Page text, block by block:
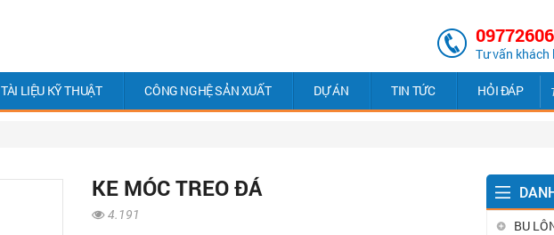
Tư vấn khách
TÀI LIỆU KỸ THUẬT CÔNG NGHỆ SẢN XUẤT DỰ ÁN TIN TỨC HỎI ĐÁP
KE MÓC TREO ĐÁ
4.191
BU